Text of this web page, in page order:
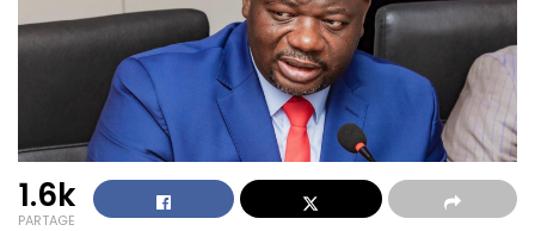
1.6k
PARTAGE